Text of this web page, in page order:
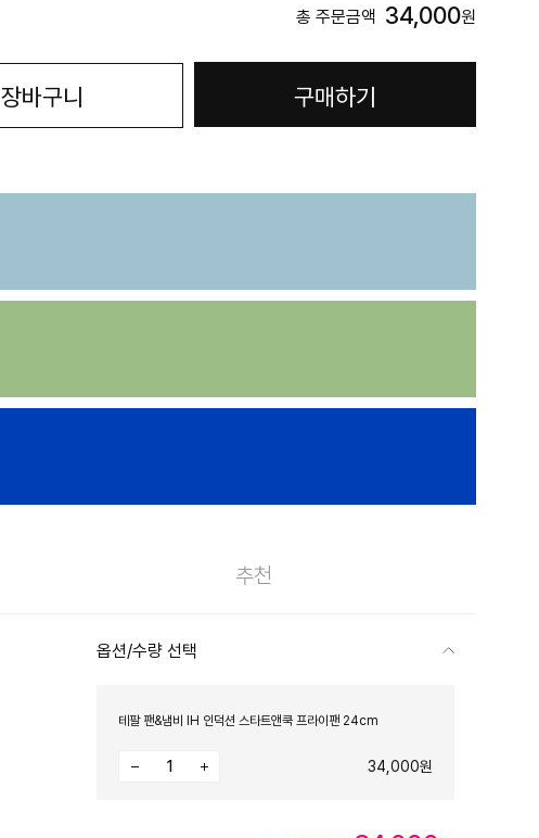
총 주문금액 34,000원
장바구니 구매하기
추천
옵션/수량 선택
테팔 팬&냄비 IH 인덕션 스타트앤쿡 프라이팬 24cm
34,000원